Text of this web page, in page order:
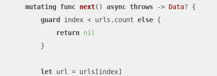
mutating func next() async throws -> Data? {
guard
index < urls.count else {
return nil
        }
let url = urls[index]